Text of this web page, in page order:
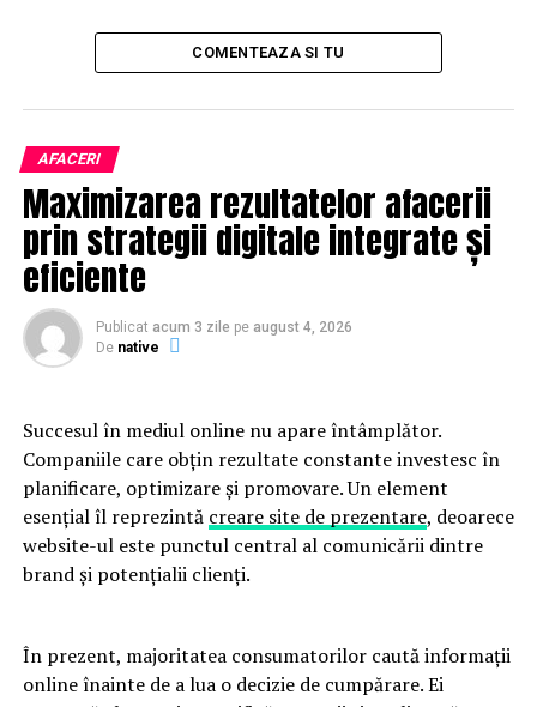
planurilor guvernului PSD de a acorda contractul
olandezilor de la Damen s-a înregistrat la începutul lui
decembrie, la deschiderea plicurilor care conţineau
avut cea mai bună ofertă.
”Pentru guvern, toată problema e să găsească o
modalitate de a atribui legal contractul Damen şi să
mascheze această decizie prin artificii. De unde anumite
manevre (audit, examinarea prelungită a dosarului..)
pentru a elimina Naval Group sau, mai bine, să
tărăgăneze dosarul şi deci să evite în acest fel o victorie
Publicaţia franceză anunţă că autorităţile de la Paris
consideră că guvernul României ”a depăşit linia albă,
exasperând la cel mai înalt nivel”. La Tribune anunţă că
ministrul francez al Apărării, Florence Parly, urmează
să-i telefoneze noului său omolog român, Gabriel Leş,
pentru a discuta subiectul.
ARTICOLE PE ACEIASI TEMA: PRIMA
URMATORUL
COMENTEAZA SI TU
AFACERI
Maximizarea rezultatelor afacerii
prin strategii digitale integrate și
eficiente
Publicat acum 3 zile pe august 4, 2026
De native
Succesul în mediul online nu apare întâmplător.
Companiile care obțin rezultate constante investesc în
planificare, optimizare și promovare. Un element
esențial îl reprezintă creare site de prezentare, deoarece
website-ul este punctul central al comunicării dintre
brand și potențialii clienți.
În prezent, majoritatea consumatorilor caută informații
online înainte de a lua o decizie de cumpărare. Ei